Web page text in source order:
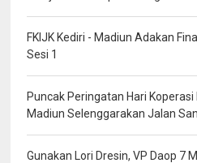
FKIJK Kediri - Madiun Adakan
Sesi 1
Puncak Peringatan Hari
Madiun Selenggarakan Jalan
Gunakan Lori Dresin, VP Daop 7